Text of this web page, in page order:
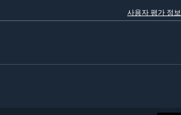
사용자 평가 정보